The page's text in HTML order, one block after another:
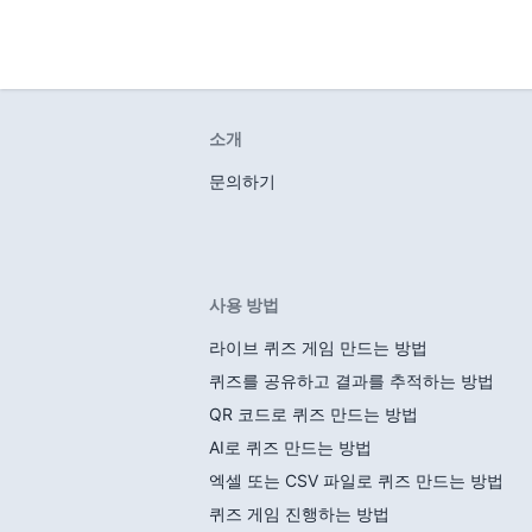
소개
문의하기
사용 방법
라이브 퀴즈 게임 만드는 방법
퀴즈를 공유하고 결과를 추적하는 방법
QR 코드로 퀴즈 만드는 방법
AI로 퀴즈 만드는 방법
엑셀 또는 CSV 파일로 퀴즈 만드는 방법
퀴즈 게임 진행하는 방법